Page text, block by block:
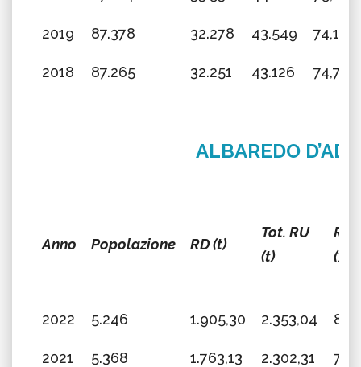
2019 87.378 32.278 43.549 74,12%
2018 87.265 32.251 43.126 74,78%
ALBAREDO
Anno Popolazione RD (t)
Tot. RU
(t)
RD
(%)
2022 5.246 1.905,30 2.353,04
2021 5.368 1.763,13 2.302,31